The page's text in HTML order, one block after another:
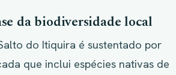
da biodiversidade local
do Itiquira é sustentado por
que inclui espécies nativas de